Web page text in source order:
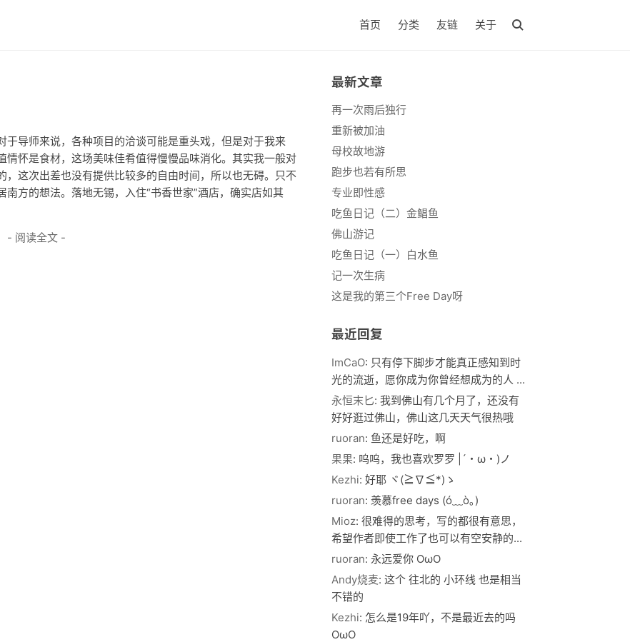
首页 分类 友链 关于
导师来说，各种项目的洽谈可能是重头戏，但是对于我来
怀是食材，这场美味佳肴值得慢慢品味消化。其实我一般对
这次出差也没有提供比较多的自由时间，所以也无碍。只不
方的想法。落地无锡，入住“书香世家”酒店，确实店如其
- 阅读全文 -
最新文章
再一次雨后独行
重新被加油
母校故地游
跑步也若有所思
专业即性感
吃鱼日记（二）金鲳鱼
佛山游记
吃鱼日记（一）白水鱼
记一次生病
这是我的第三个Free Day呀
最近回复
ImCaO: 只有停下脚步才能真正感知到时
光的流逝，愿你成为你曾经想成为的人 ...
永恒末匕: 我到佛山有几个月了，还没有
好好逛过佛山，佛山这几天天气很热哦
ruoran: 鱼还是好吃，啊
果果: 呜呜，我也喜欢罗罗 |´・ω・)ノ
Kezhi: 好耶 ヾ(≧∇≦*)ゝ
ruoran: 羡慕free days (ó﹏ò｡)
Mioz: 很难得的思考，写的都很有意思，
希望作者即使工作了也可以有空安静的...
ruoran: 永远爱你 OωO
Andy烧麦: 这个 往北的 小环线 也是相当
不错的
Kezhi: 怎么是19年吖，不是最近去的吗
OωO